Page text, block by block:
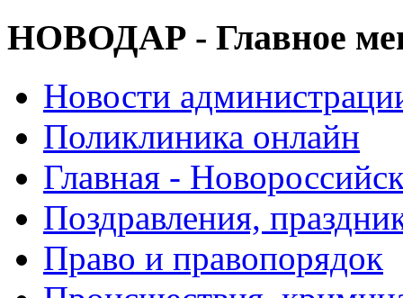
НОВОДАР - Главное
Новости
Поликлиника онлайн
Главная -
Поздравления,
Право и правопорядок